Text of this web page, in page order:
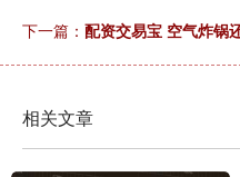
下一篇： 配资交易宝 空气炸锅
相关文章